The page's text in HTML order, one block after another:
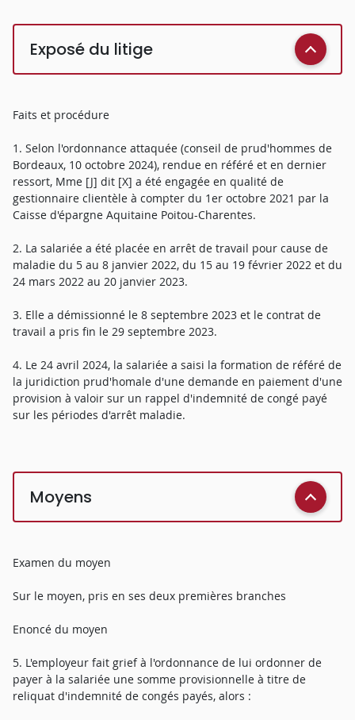
Exposé du litige
Faits et procédure
1. Selon l'ordonnance attaquée (conseil de prud'hommes de
Bordeaux, 10 octobre 2024), rendue en référé et en dernier
ressort, Mme [J] dit [X] a été engagée en qualité de
gestionnaire clientèle à compter du 1er octobre 2021 par la
Caisse d'épargne Aquitaine Poitou-Charentes.
2. La salariée a été placée en arrêt de travail pour cause de
maladie du 5 au 8 janvier 2022, du 15 au 19 février 2022 et du
24 mars 2022 au 20 janvier 2023.
3. Elle a démissionné le 8 septembre 2023 et le contrat de
travail a pris fin le 29 septembre 2023.
4. Le 24 avril 2024, la salariée a saisi la formation de référé de
la juridiction prud'homale d'une demande en paiement d'une
provision à valoir sur un rappel d'indemnité de congé payé
sur les périodes d'arrêt maladie.
Moyens
Examen du moyen
Sur le moyen, pris en ses deux premières branches
Enoncé du moyen
5. L'employeur fait grief à l'ordonnance de lui ordonner de
payer à la salariée une somme provisionnelle à titre de
reliquat d'indemnité de congés payés, alors :